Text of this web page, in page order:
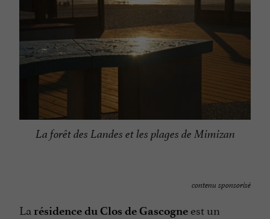
La forêt des Landes et les plages de Mimizan
contenu sponsorisé
La résidence du Clos de Gascogne est un